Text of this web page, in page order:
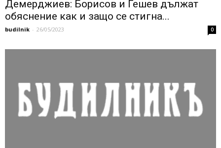
Демерджиев: Борисов и Гешев дължат
обяснение как и защо се стигна...
budilnik - 26/05/2023 0